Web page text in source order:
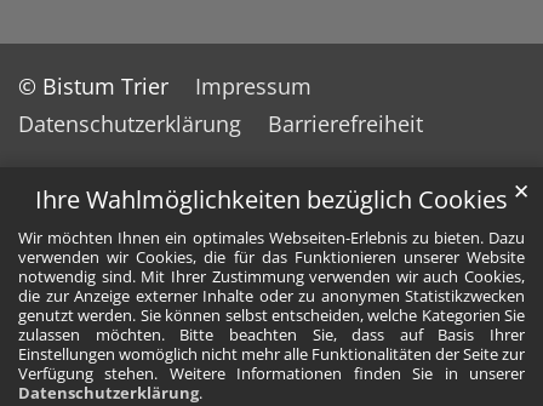
Ihre Wahlmöglichkeiten bezüglich Cookies
Wir möchten Ihnen ein optimales Webseiten-Erlebnis zu bieten. Dazu
verwenden wir Cookies, die für das Funktionieren unserer Website
notwendig sind. Mit Ihrer Zustimmung verwenden wir auch Cookies,
die zur Anzeige externer Inhalte oder zu anonymen Statistikzwecken
genutzt werden. Sie können selbst entscheiden, welche Kategorien Sie
zulassen möchten. Bitte beachten Sie, dass auf Basis Ihrer
Einstellungen womöglich nicht mehr alle Funktionalitäten der Seite zur
Verfügung stehen. Weitere Informationen finden Sie in unserer
Datenschutzerklärung.
✕
© Bistum Trier
Impressum
Datenschutzerklärung
Barrierefreiheit